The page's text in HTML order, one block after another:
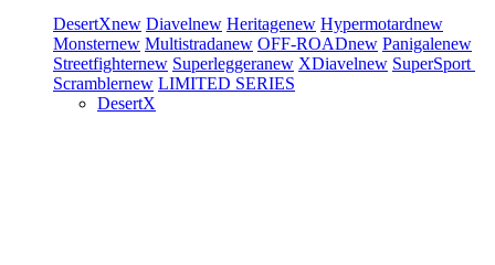
DesertXnew Diavelnew Heritagenew Hypermotardnew
Monsternew Multistradanew OFF-ROADnew Panigalenew
Streetfighternew Superleggeranew XDiavelnew SuperSport
Scramblernew LIMITED SERIES
DesertX